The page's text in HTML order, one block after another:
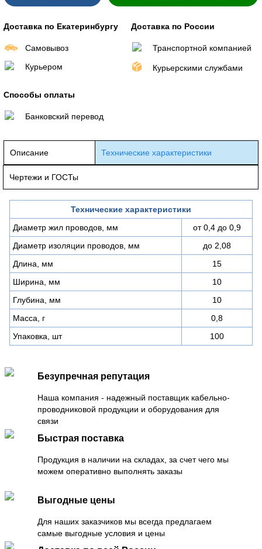
Доставка по Екатеринбургу
Самовывоз
Курьером
Доставка по России
Транспортной компанией
Курьерскими службами
Способы оплаты
Банковский перевод
Описание Технические характеристики
Чертежи и ГОСТы
Технические характеристики
Диаметр жил проводов, мм
от 0,4 до 0,9
Диаметр изоляции проводов, мм
до 2,08
Длина, мм
15
Ширина, мм
10
Глубина, мм
10
Масса, г
0,8
Упаковка, шт
100
Безупречная репутация
Наша компания - надежный поставщик кабельно-
проводниковой продукции и оборудования для
связи
Быстрая поставка
Продукция в наличии на складах, за счет чего мы
можем оперативно выполнять заказы
Выгодные цены
Для наших заказчиков мы всегда предлагаем
самые выгодные условия и цены